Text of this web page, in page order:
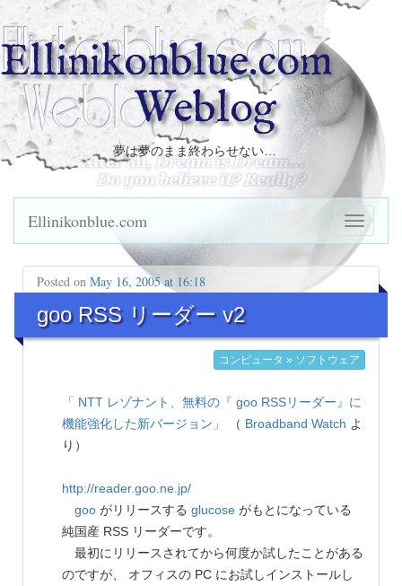
Ellinikonblue.com
Weblog
夢は夢のまま終わらせない…
Ellinikonblue.com
Posted on May 16, 2005 at 16:18
goo RSS リーダー v2
コンピュータ » ソフトウェア
「 NTT レゾナント、無料の『 goo RSSリーダー』に
機能強化した新バージョン」
（ Broadband Watch よ
り）
http://reader.goo.ne.jp/
goo がリリースする glucose がもとになっている
純国産 RSS リーダーです。
最初にリリースされてから何度か試したことがある
のですが、 オフィスの PC にお試しインストールし